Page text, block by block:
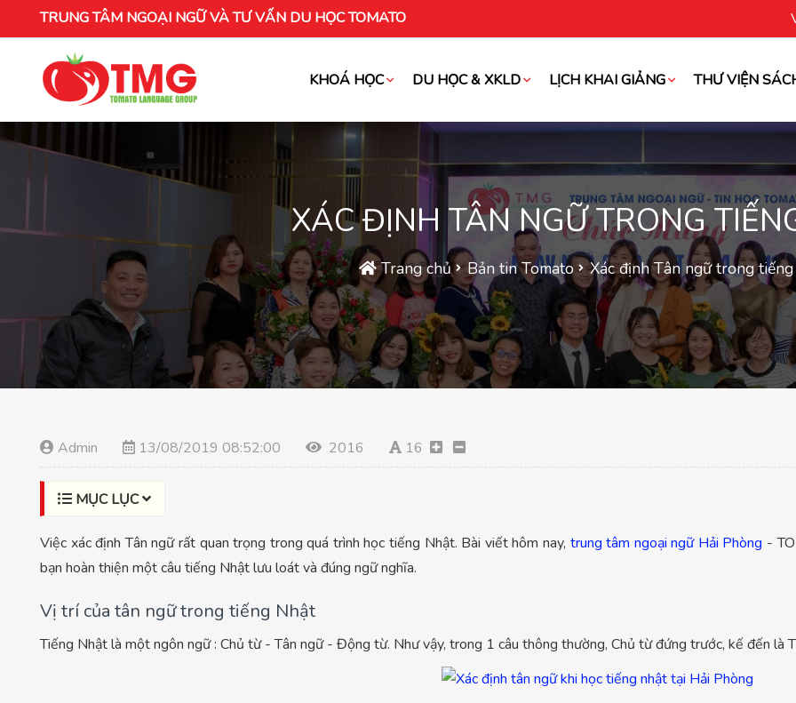
TRUNG TÂM NGOẠI NGỮ VÀ TƯ VẤN DU HỌC TOMATO
KHOÁ HỌC DU HỌC & XKLD LỊCH KHAI GIẢNG THƯ VIỆN
XÁC ĐỊNH TÂN NGỮ TRONG
Trang chủ Bản tin Tomato Xác định Tân ngữ trong
Admin 13/08/2019 08:52:00 2016 16
MỤC LỤC
Việc xác định Tân ngữ rất quan trọng trong quá trình học tiếng Nhật. Bài viết hôm nay, trung tâm ngoại ngữ Hải Phòng -
bạn hoàn thiện một câu tiếng Nhật lưu loát và đúng ngữ nghĩa.
Vị trí của tân ngữ trong tiếng Nhật
Tiếng Nhật là một ngôn ngữ : Chủ từ - Tân ngữ - Động từ. Như vậy, trong 1 câu thông thường, Chủ từ đứng trước, kế đến là